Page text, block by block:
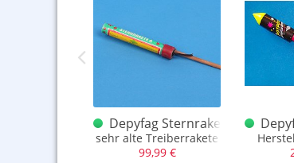
PM Luftböller alt Depyfag Sternrakete A alt
sehr alte Treiberrakete
99,99 €